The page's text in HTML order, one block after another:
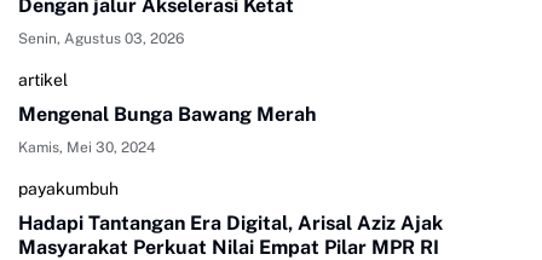
Dengan jalur Akselerasi Ketat
Senin, Agustus 03, 2026
artikel
Mengenal Bunga Bawang Merah
Kamis, Mei 30, 2024
payakumbuh
Hadapi Tantangan Era Digital, Arisal Aziz Ajak
Masyarakat Perkuat Nilai Empat Pilar MPR RI